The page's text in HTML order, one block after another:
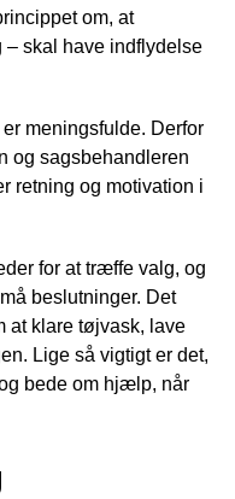
om, at
– skal have indflydelse
meningsfulde. Derfor
og sagsbehandleren
retning og motivation i
for at træffe valg, og
beslutninger. Det
at klare tøjvask, lave
Lige så vigtigt er det,
bede om hjælp, når